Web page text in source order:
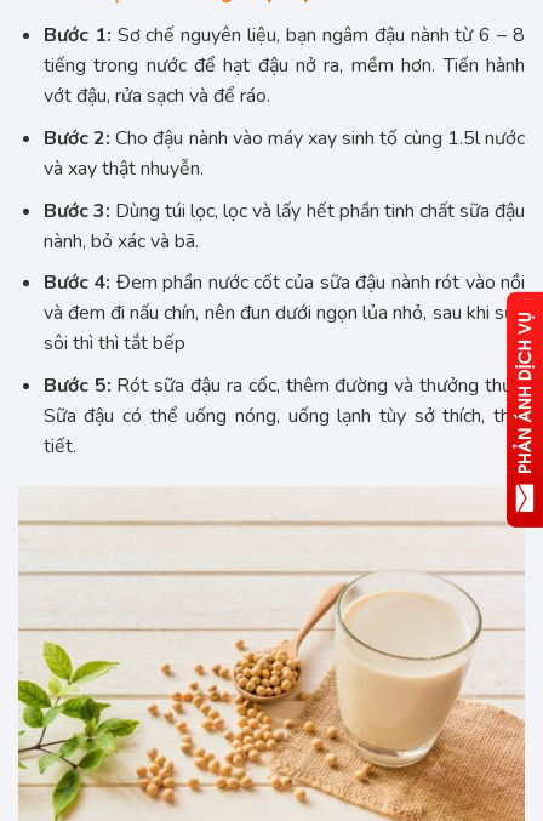
Bước 1: Sơ chế nguyên liệu, bạn ngâm đậu nành từ 6 – 8
tiếng trong nước để hạt đậu nở ra, mềm hơn. Tiến hành
vớt đậu, rửa sạch và để ráo.
Bước 2: Cho đậu nành vào máy xay sinh tố cùng 1.5l nước
và xay thật nhuyễn.
Bước 3: Dùng túi lọc, lọc và lấy hết phần tinh chất sữa đậu
nành, bỏ xác và bã.
Bước 4: Đem phần nước cốt của sữa đậu nành rót vào nồi
và đem đi nấu chín, nên đun dưới ngọn lủa nhỏ, sau khi sữa
sôi thì thì tắt bếp
Bước 5: Rót sữa đậu ra cốc, thêm đường và thưởng thức.
Sữa đậu có thể uống nóng, uống lạnh tùy sở thích, thời
tiết.